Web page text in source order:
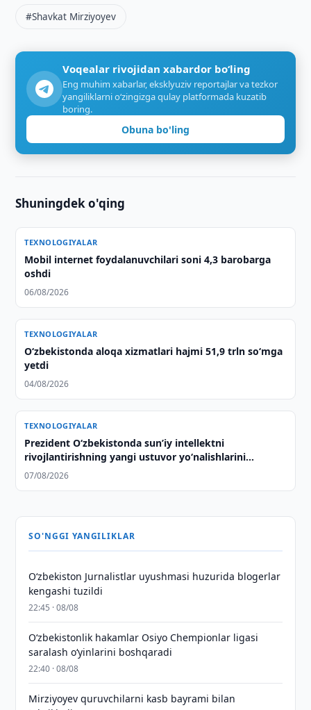
#Shavkat Mirziyoyev
Voqealar rivojidan xabardor bo‘ling
Eng muhim xabarlar, eksklyuziv reportajlar va tezkor
yangiliklarni o‘zingizga qulay platformada kuzatib
boring.
Obuna bo'ling
Shuningdek o'qing
TEXNOLOGIYALAR
Mobil internet foydalanuvchilari soni 4,3 barobarga
oshdi
06/08/2026
TEXNOLOGIYALAR
O‘zbekistonda aloqa xizmatlari hajmi 51,9 trln so‘mga
yetdi
04/08/2026
TEXNOLOGIYALAR
Prezident Oʻzbekistonda sunʼiy intellektni
rivojlantirishning yangi ustuvor yoʻnalishlarini
belgilab berdi
07/08/2026
SO'NGGI YANGILIKLAR
O‘zbekiston Jurnalistlar uyushmasi huzurida blogerlar
kengashi tuzildi
22:45 · 08/08
O‘zbekistonlik hakamlar Osiyo Chempionlar ligasi
saralash o‘yinlarini boshqaradi
22:40 · 08/08
Mirziyoyev quruvchilarni kasb bayrami bilan